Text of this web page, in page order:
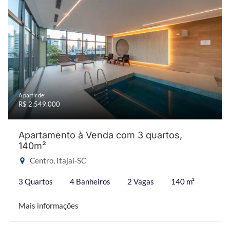
A partir de:
R$ 2.549.000
Apartamento à Venda com 3 quartos,
140m²
Centro, Itajaí-SC
3 Quartos 4 Banheiros 2 Vagas 140 m²
Mais informações